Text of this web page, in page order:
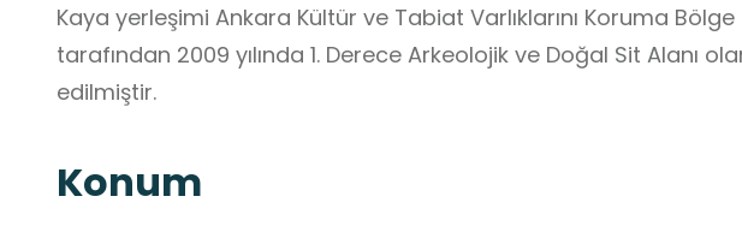
Kaya yerleşimi Ankara Kültür ve Tabiat Varlıklarını Koruma Bölge
tarafından 2009 yılında 1. Derece Arkeolojik ve Doğal Sit Alanı
edilmiştir.
Konum